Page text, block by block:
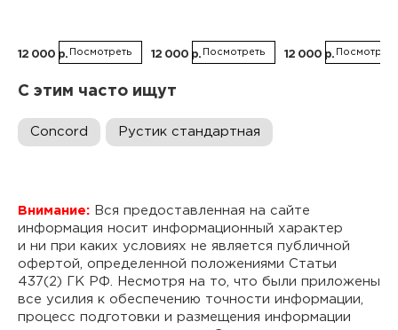
12 000 р. Посмотреть 12 000 р. Посмотреть 12 000 р. Посмотреть
С этим часто ищут
Concord Рустик стандартная
Внимание: Вся предоставленная на сайте
информация носит информационный характер
и ни при каких условиях не является публичной
офертой, определенной положениями Статьи
437(2) ГК РФ. Несмотря на то, что были приложены
все усилия к обеспечению точности информации,
процесс подготовки и размещения информации